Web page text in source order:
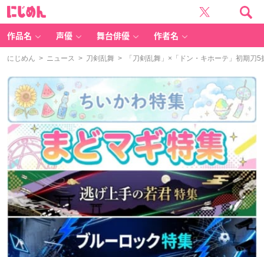
作品名 声優 舞台俳優 作者名
にじめん > ニュース > 刀剣乱舞 > 「刀剣乱舞」×「ドン・キホーテ」初期刀